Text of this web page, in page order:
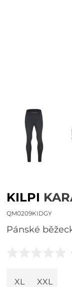
KILPI
QM0209KIDGY
Pánské
XL XXL